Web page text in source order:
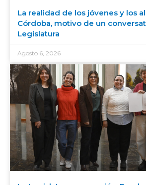
La realidad de los jóvenes y los
Córdoba, motivo de un
Legislatura
Agosto 6, 2026